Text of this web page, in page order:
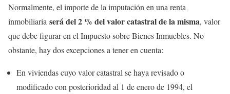
Normalmente, el importe de la imputación en una renta
inmobiliaria será del 2 % del valor catastral de la misma, valor
que debe figurar en el Impuesto sobre Bienes Inmuebles. No
obstante, hay dos excepciones a tener en cuenta:
En viviendas cuyo valor catastral se haya revisado o
modificado con posterioridad al 1 de enero de 1994, el